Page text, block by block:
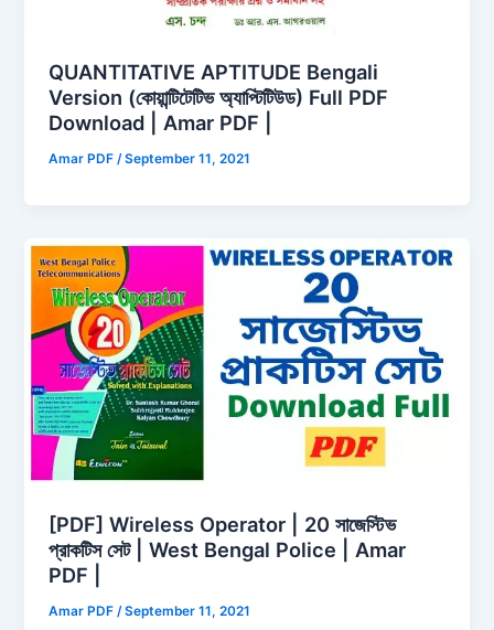
QUANTITATIVE APTITUDE Bengali
Version (কোয়ান্টিটেটিভ অ্যাপ্টিটিউড) Full PDF
Download | Amar PDF |
Amar PDF /September 11, 2021
[PDF] Wireless Operator | 20 সাজেস্টিভ
প্রাকটিস সেট | West Bengal Police | Amar
PDF |
Amar PDF/September 11, 2021